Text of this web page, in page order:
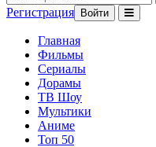
Регистрация Войти
Главная
Фильмы
Сериалы
Дорамы
ТВ Шоу
Мультики
Аниме
Топ 50